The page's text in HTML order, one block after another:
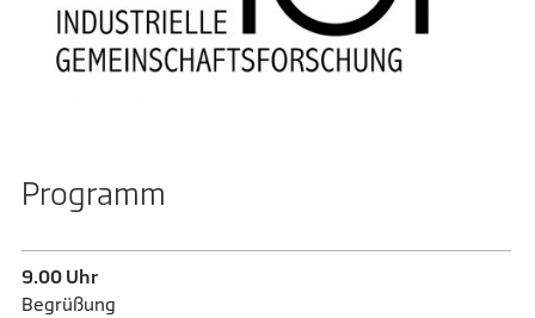
Programm
9.00 Uhr
Begrüßung